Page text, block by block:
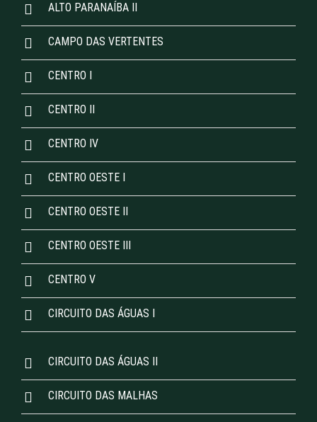
ALTO PARANAÍBA II
CAMPO DAS VERTENTES
CENTRO I
CENTRO II
CENTRO IV
CENTRO OESTE I
CENTRO OESTE II
CENTRO OESTE III
CENTRO V
CIRCUITO DAS ÁGUAS I
CIRCUITO DAS ÁGUAS II
CIRCUITO DAS MALHAS